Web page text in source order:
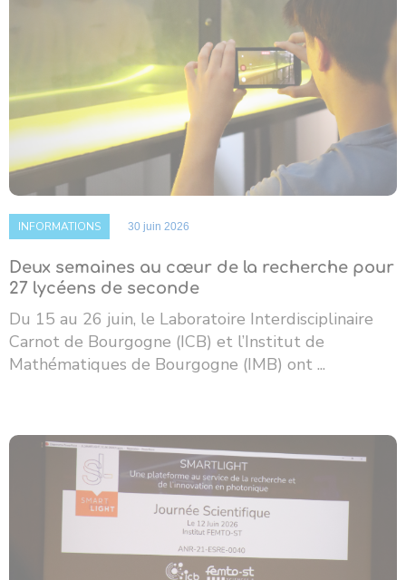
INFORMATIONS 30 juin 2026
Deux semaines au cœur de la recherche pour
27 lycéens de seconde
Du 15 au 26 juin, le Laboratoire Interdisciplinaire
Carnot de Bourgogne (ICB) et l’Institut de
Mathématiques de Bourgogne (IMB) ont ...